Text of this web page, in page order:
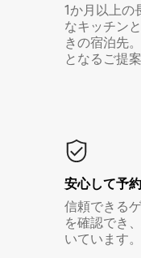
1か月以上の
なキッチン
きの宿泊先
となるご提案
安心して予
信頼できる
を確認でき
いています。